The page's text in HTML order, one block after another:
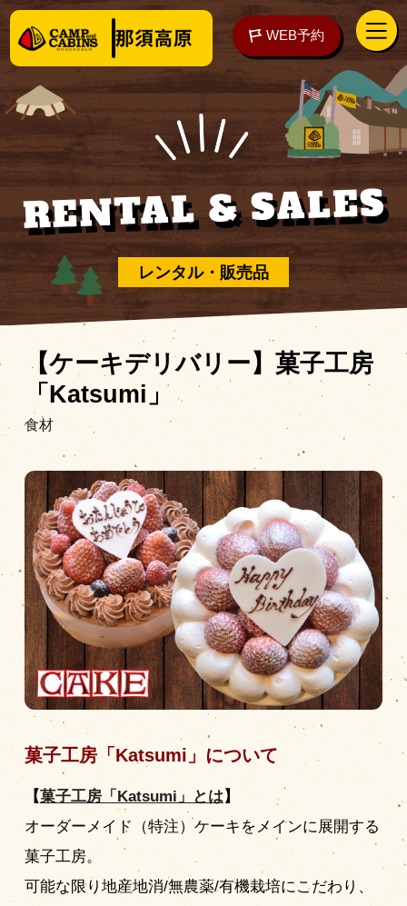
WEB予約
泊まる
楽しむ
ご予約の前に
アクセス WEB予約
営業時間|お知らせ
レンタル・販売品
RENTAL & SALES
【ケーキデリバリー】菓子工房
「Katsumi」
食材
菓子工房「Katsumi」について
【菓子工房「Katsumi」とは 】
オーダーメイド（特注）ケーキをメインに展開する
菓子工房。
可能な限り地産地消/無農薬/有機栽培にこだわり、